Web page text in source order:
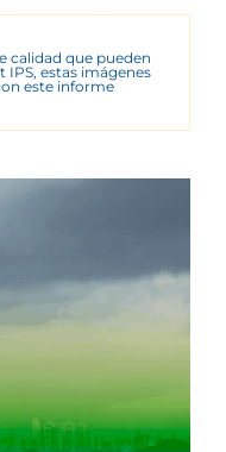
calidad que pueden
IPS, estas imágenes
este informe